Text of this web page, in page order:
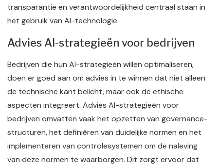
transparantie en verantwoordelijkheid centraal staan in
het gebruik van AI-technologie.
Advies AI-strategieën voor bedrijven
Bedrijven die hun AI-strategieën willen optimaliseren,
doen er goed aan om advies in te winnen dat niet alleen
de technische kant belicht, maar ook de ethische
aspecten integreert. Advies AI-strategieën voor
bedrijven omvatten vaak het opzetten van governance-
structuren, het definiëren van duidelijke normen en het
implementeren van controlesystemen om de naleving
van deze normen te waarborgen. Dit zorgt ervoor dat